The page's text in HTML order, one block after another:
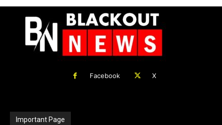
Facebook X
Important Page